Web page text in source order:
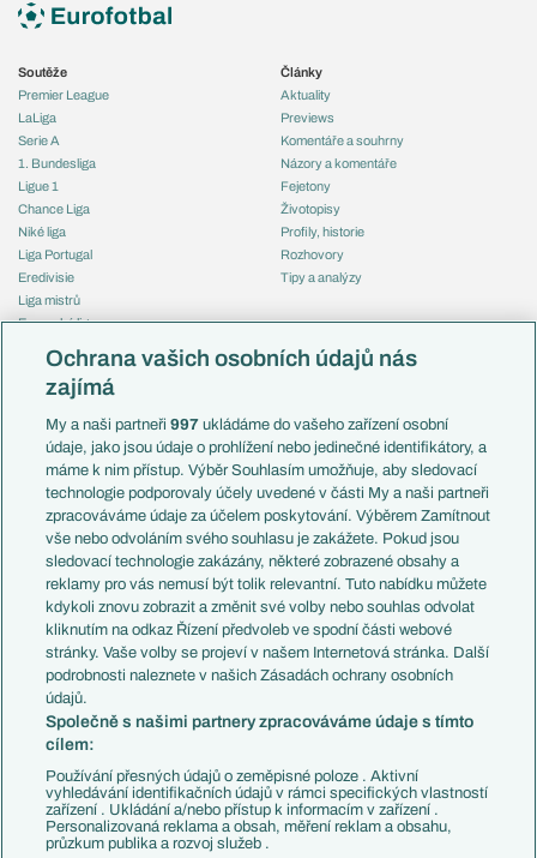
Soutěže
Premier League
LaLiga
Serie A
1. Bundesliga
Ligue 1
Chance Liga
Niké liga
Liga Portugal
Eredivisie
Liga mistrů
Evropská liga
Mistrovství světa
Liga národů
Témata
Představení týmů MS
EuroSkauting
PL v kostce
Evropské koeficienty
Přestupy
Přestupové spekulace
Zranění
Kluby
Arsenal FC
Chelsea FC
Manchester United
AC Milán
Juventus FC
Bayern Mnichov
FC Barcelona
Real Madrid
Články
Aktuality
Previews
Komentáře a souhrny
Názory a komentáře
Fejetony
Životopisy
Profily, historie
Rozhovory
Tipy a analýzy
Česko
Francie
Itálie
Německo
Španělsko
Argentina
Brazílie
Přestupy
Zápasy
Livescore
Tipovací soutěž
Ochrana vašich osobních údajů nás
zajímá
My a naši partneři997 ukládáme do vašeho zařízení osobní
údaje, jako jsou údaje o prohlížení nebo jedinečné identifikátory, a
máme k nim přístup. Výběr Souhlasím umožňuje, aby sledovací
technologie podporovaly účely uvedené v části My a naši partneři
zpracováváme údaje za účelem poskytování. Výběrem Zamítnout
vše nebo odvoláním svého souhlasu je zakážete. Pokud jsou
sledovací technologie zakázány, některé zobrazené obsahy a
reklamy pro vás nemusí být tolik relevantní. Tuto nabídku můžete
kdykoli znovu zobrazit a změnit své volby nebo souhlas odvolat
kliknutím na odkaz Řízení předvoleb ve spodní části webové
stránky. Vaše volby se projeví v našem Internetová stránka. Další
podrobnosti naleznete v našich Zásadách ochrany osobních
údajů.
Společně s našimi partnery zpracováváme údaje s tímto
cílem:
Používání přesných údajů o zeměpisné poloze . Aktivní
vyhledávání identifikačních údajů v rámci specifických vlastností
zařízení . Ukládání a/nebo přístup k informacím v zařízení .
Personalizovaná reklama a obsah, měření reklam a obsahu,
průzkum publika a rozvoj služeb .